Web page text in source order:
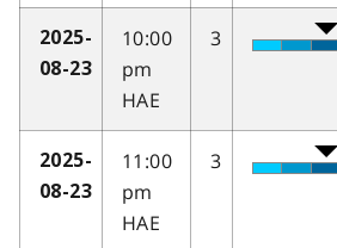
2025-
08-23
10:00
pm
HAE
3
2025-
08-23
11:00
pm
HAE
3